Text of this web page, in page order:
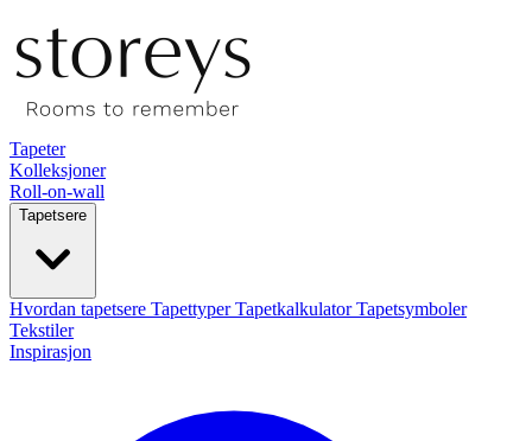
Tapeter
Kolleksjoner
Roll-on-wall
Tapetsere
Hvordan tapetsere TapettyperTapetkalkulatorTapetsymboler
Tekstiler
Inspirasjon